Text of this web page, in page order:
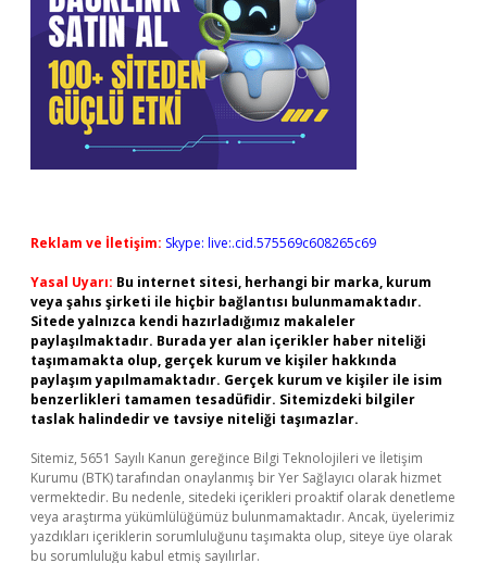
Reklam ve İletişim: Skype: live:.cid.575569c608265c69
Yasal Uyarı: Bu internet sitesi, herhangi bir marka, kurum
veya şahıs şirketi ile hiçbir bağlantısı bulunmamaktadır.
Sitede yalnızca kendi hazırladığımız makaleler
paylaşılmaktadır. Burada yer alan içerikler haber niteliği
taşımamakta olup, gerçek kurum ve kişiler hakkında
paylaşım yapılmamaktadır. Gerçek kurum ve kişiler ile isim
benzerlikleri tamamen tesadüfidir. Sitemizdeki bilgiler
taslak halindedir ve tavsiye niteliği taşımazlar.
Sitemiz, 5651 Sayılı Kanun gereğince Bilgi Teknolojileri ve İletişim
Kurumu (BTK) tarafından onaylanmış bir Yer Sağlayıcı olarak hizmet
vermektedir. Bu nedenle, sitedeki içerikleri proaktif olarak denetleme
veya araştırma yükümlülüğümüz bulunmamaktadır. Ancak, üyelerimiz
yazdıkları içeriklerin sorumluluğunu taşımakta olup, siteye üye olarak
bu sorumluluğu kabul etmiş sayılırlar.